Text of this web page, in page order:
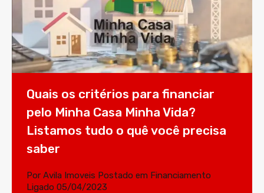
Quais os critérios para financiar
pelo Minha Casa Minha Vida?
Listamos tudo o quê você precisa
saber
Por Avila Imoveis Postado em Financiamento
Ligado 05/04/2023